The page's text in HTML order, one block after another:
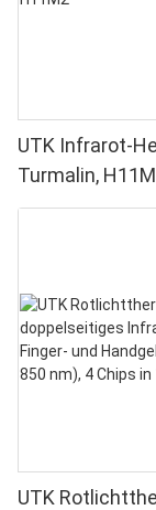
UTK Infrarot-
Turmalin,
UTK